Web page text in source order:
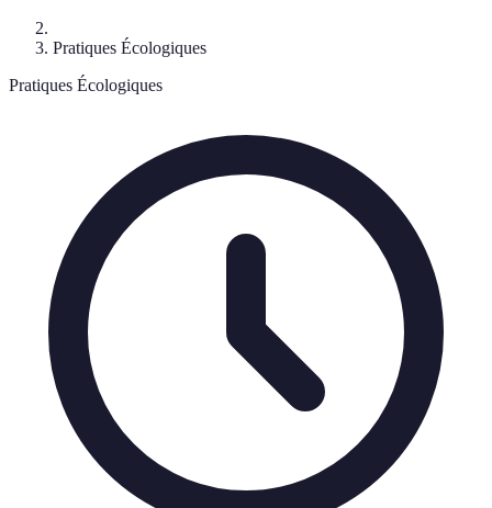
Pratiques Écologiques
Pratiques Écologiques